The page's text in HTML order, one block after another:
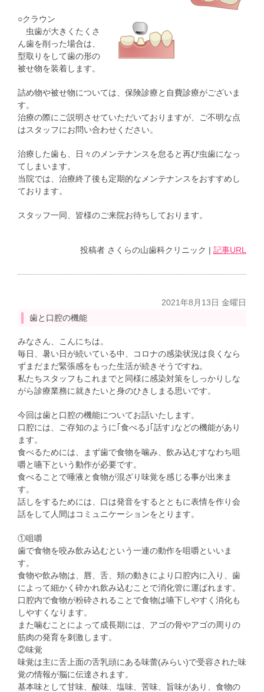
○クラウン
虫歯が大きくたくさ
ん歯を削った場合は、
型取りをして歯の形の
被せ物を装着します。
詰め物や被せ物については、保険診療と自費診療がございま
す。
治療の際にご説明させていただいておりますが、ご不明な点
はスタッフにお問い合わせください。
治療した歯も、日々のメンテナンスを怠ると再び虫歯になっ
てしまいます。
当院では、治療終了後も定期的なメンテナンスをおすすめし
ております。
スタッフ一同、皆様のご来院お待ちしております。
投稿者 さくらの山歯科クリニック 記事URL
2021年8月13日 金曜日
歯と口腔の機能
みなさん、こんにちは。
毎日、暑い日が続いている中、コロナの感染状況は良くなら
ずまだまだ緊張感をもった生活が続きそうですね。
私たちスタッフもこれまでと同様に感染対策をしっかりしな
がら診療業務に就きたいと身のひきしまる思いです。
今回は歯と口腔の機能についてお話いたします。
口腔には、ご存知のように｢食べる｣｢話す｣などの機能があり
ます。
食べるためには、まず歯で食物を噛み、飲み込むすなわち咀
嚼と嚥下という動作が必要です。
食べることで唾液と食物が混ざり味覚を感じる事が出来ま
す。
話しをするためには、口は発音をするとともに表情を作り会
話をして人間はコミュニケーションをとります。
①咀嚼
歯で食物を咬み飲み込むという一連の動作を咀嚼といいま
す。
食物や飲み物は、唇、舌、頬の動きにより口腔内に入り、歯
によって細かく砕かれ飲み込むことで消化管に運ばれます。
口腔内で食物が粉砕されることで食物は嚥下しやすく消化も
しやすくなります。
また噛むことによって成長期には、アゴの骨やアゴの周りの
筋肉の発育を刺激します。
②味覚
味覚は主に舌上面の舌乳頭にある味蕾(みらい)で受容された味
覚の情報が脳に伝達されます。
基本味として甘味、酸味、塩味、苦味、旨味があり、食物の